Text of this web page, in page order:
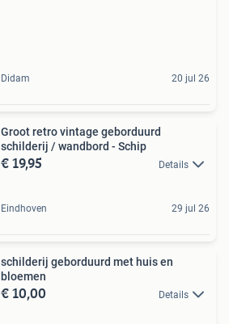
Didam 20 jul 26
Groot retro vintage geborduurd
schilderij / wandbord - Schip
€ 19,95 Details
Eindhoven 29 jul 26
schilderij geborduurd met huis en
bloemen
€ 10,00 Details